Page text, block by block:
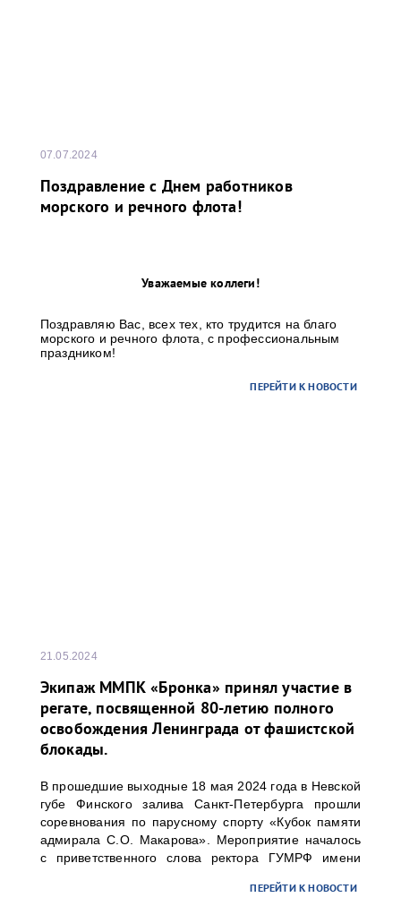
07.07.2024
Поздравление с Днем работников
морского и речного флота!
Уважаемые коллеги!
Поздравляю Вас, всех тех, кто трудится на благо
морского и речного флота, с профессиональным
праздником!
ПЕРЕЙТИ К НОВОСТИ
21.05.2024
Экипаж ММПК «Бронка» принял участие в
регате, посвященной 80-летию полного
освобождения Ленинграда от фашистской
блокады.
В прошедшие выходные 18 мая 2024 года в Невской
губе Финского залива Санкт-Петербурга прошли
соревнования по парусному спорту «Кубок памяти
адмирала С.О. Макарова». Мероприятие началось
с приветственного слова ректора ГУМРФ имени
Олеговича. Торжественное открытие
ПЕРЕЙТИ К НОВОСТИ